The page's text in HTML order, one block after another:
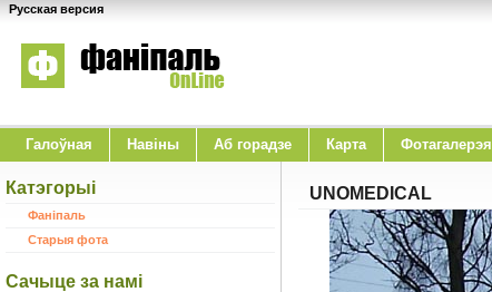
Русская версия
Галоўная Навіны Аб горадзе Карта Фотагалерэя
Катэгорыі
Фаніпаль
Старыя фота
Сачыце за намі
UNOMEDICAL